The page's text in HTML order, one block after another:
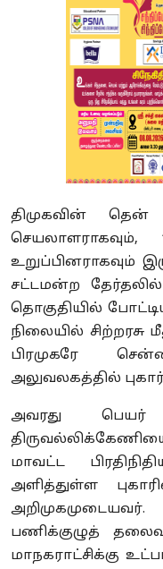
திமுகவின்
உறுப்பினராகவும்
சட்டமன்ற
தொகுதியில்
நிலையில் சிற்றரசு
பிரமுகரே
அலுவலகத்தில்
அவரது பெயர்
மாவட்ட
அளித்துள்ள
பணிக்குழுத்
மாநகராட்சிக்கு